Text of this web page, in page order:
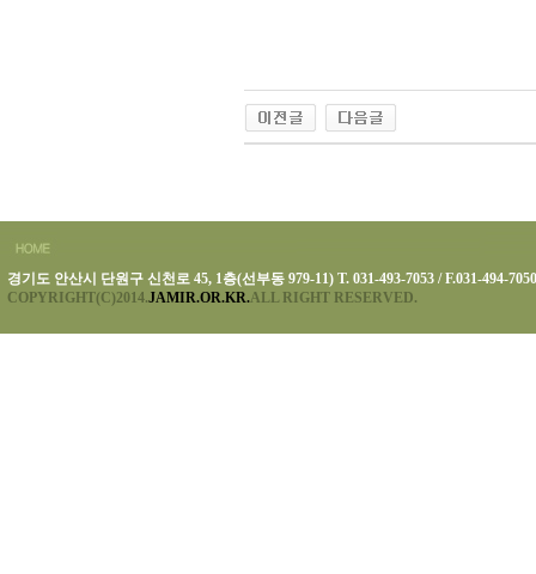
경기도 안산시 단원구 신천로 45, 1층(선부동 979-11) T. 031-493-7053 / F.031-494-7050
COPYRIGHT(C)2014.JAMIR.OR.KR.ALL RIGHT RESERVED.